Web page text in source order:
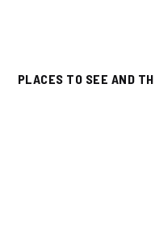
PLACES TO SEE AND